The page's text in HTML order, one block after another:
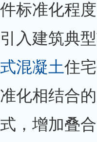
标准化程
入建筑典
混凝土住
化相结合
，增加叠